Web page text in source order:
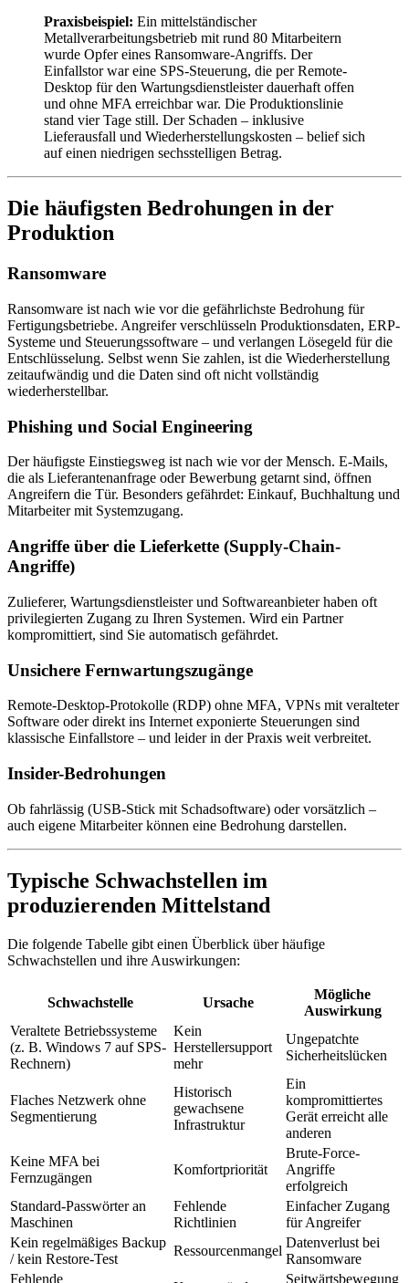
Praxisbeispiel: Ein mittelständischer
Metallverarbeitungsbetrieb mit rund 80 Mitarbeitern
wurde Opfer eines Ransomware-Angriffs. Der
Einfallstor war eine SPS-Steuerung, die per Remote-
Desktop für den Wartungsdienstleister dauerhaft offen
und ohne MFA erreichbar war. Die Produktionslinie
stand vier Tage still. Der Schaden – inklusive
Lieferausfall und Wiederherstellungskosten – belief sich
auf einen niedrigen sechsstelligen Betrag.
Die häufigsten Bedrohungen in der
Produktion
Ransomware
Ransomware ist nach wie vor die gefährlichste Bedrohung für
Fertigungsbetriebe. Angreifer verschlüsseln Produktionsdaten, ERP-
Systeme und Steuerungssoftware – und verlangen Lösegeld für die
Entschlüsselung. Selbst wenn Sie zahlen, ist die Wiederherstellung
zeitaufwändig und die Daten sind oft nicht vollständig
wiederherstellbar.
Phishing und Social Engineering
Der häufigste Einstiegsweg ist nach wie vor der Mensch. E-Mails,
die als Lieferantenanfrage oder Bewerbung getarnt sind, öffnen
Angreifern die Tür. Besonders gefährdet: Einkauf, Buchhaltung und
Mitarbeiter mit Systemzugang.
Angriffe über die Lieferkette (Supply-Chain-
Angriffe)
Zulieferer, Wartungsdienstleister und Softwareanbieter haben oft
privilegierten Zugang zu Ihren Systemen. Wird ein Partner
kompromittiert, sind Sie automatisch gefährdet.
Unsichere Fernwartungszugänge
Remote-Desktop-Protokolle (RDP) ohne MFA, VPNs mit veralteter
Software oder direkt ins Internet exponierte Steuerungen sind
klassische Einfallstore – und leider in der Praxis weit verbreitet.
Insider-Bedrohungen
Ob fahrlässig (USB-Stick mit Schadsoftware) oder vorsätzlich –
auch eigene Mitarbeiter können eine Bedrohung darstellen.
Typische Schwachstellen im
produzierenden Mittelstand
Die folgende Tabelle gibt einen Überblick über häufige
Schwachstellen und ihre Auswirkungen:
Schwachstelle Ursache
Mögliche
Auswirkung
Veraltete Betriebssysteme
(z. B. Windows 7 auf SPS-
Rechnern)
Kein
Herstellersupport
mehr
Ungepatchte
Sicherheitslücken
Flaches Netzwerk ohne
Segmentierung
Historisch
gewachsene
Infrastruktur
Ein
kompromittiertes
Gerät erreicht alle
anderen
Keine MFA bei
Fernzugängen
Komfortpriorität
Brute-Force-
Angriffe
erfolgreich
Standard-Passwörter an
Maschinen
Fehlende
Richtlinien
Einfacher Zugang
für Angreifer
Kein regelmäßiges Backup
/ kein Restore-Test
Ressourcenmangel
Datenverlust bei
Ransomware
Fehlende
Seitwärtsbewegung